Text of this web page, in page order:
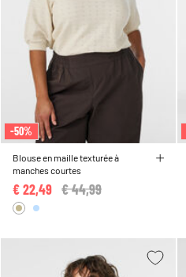
-50%
Blouse en maille texturée à
manches courtes
Price reduced from
€ 44,99
€ 22,49